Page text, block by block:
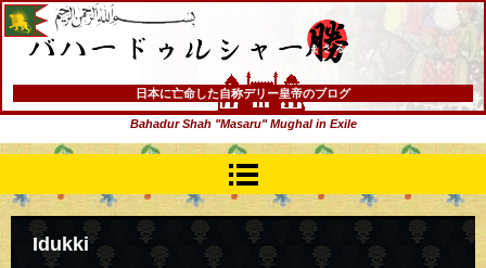
バハードゥルシャー勝(まさる)
日本に亡命した自称デリー皇帝のブログ
Bahadur Shah "Masaru" Mughal in Exile
Idukki